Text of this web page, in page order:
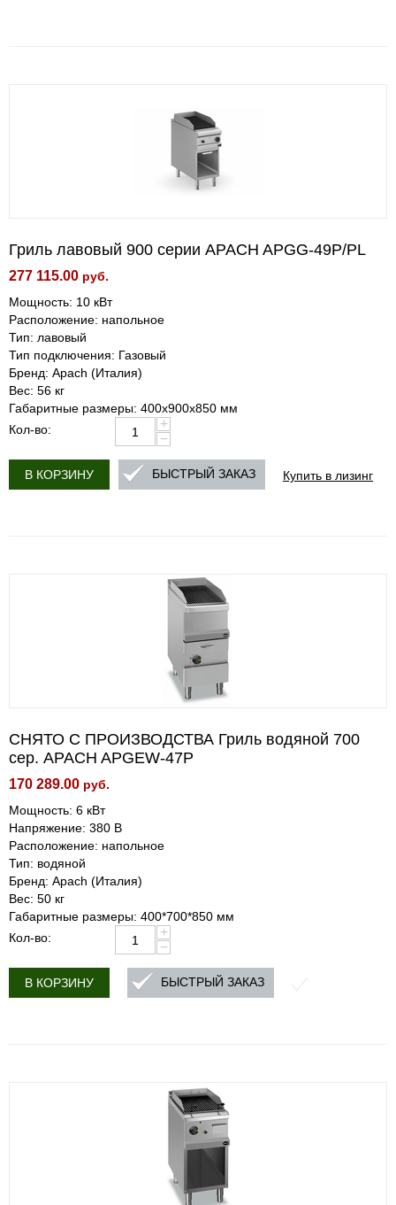
Гриль лавовый 900 серии APACH APGG-49P/PL
277 115.00 руб.
Мощность: 10 кВт
Расположение: напольное
Тип: лавовый
Тип подключения: Газовый
Бренд: Apach (Италия)
Вес: 56 кг
Габаритные размеры: 400х900х850 мм
Кол-во:
+
−
В КОРЗИНУ Купить в лизинг
БЫСТРЫЙ ЗАКАЗ
СНЯТО С ПРОИЗВОДСТВА Гриль водяной 700
сер. APACH APGEW-47P
170 289.00 руб.
Мощность: 6 кВт
Напряжение: 380 В
Расположение: напольное
Тип: водяной
Бренд: Apach (Италия)
Вес: 50 кг
Габаритные размеры: 400*700*850 мм
Кол-во:
+
−
В КОРЗИНУ БЫСТРЫЙ ЗАКАЗ